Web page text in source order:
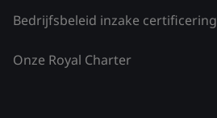
Bedrijfsbeleid inzake certificering
Onze Royal Charter